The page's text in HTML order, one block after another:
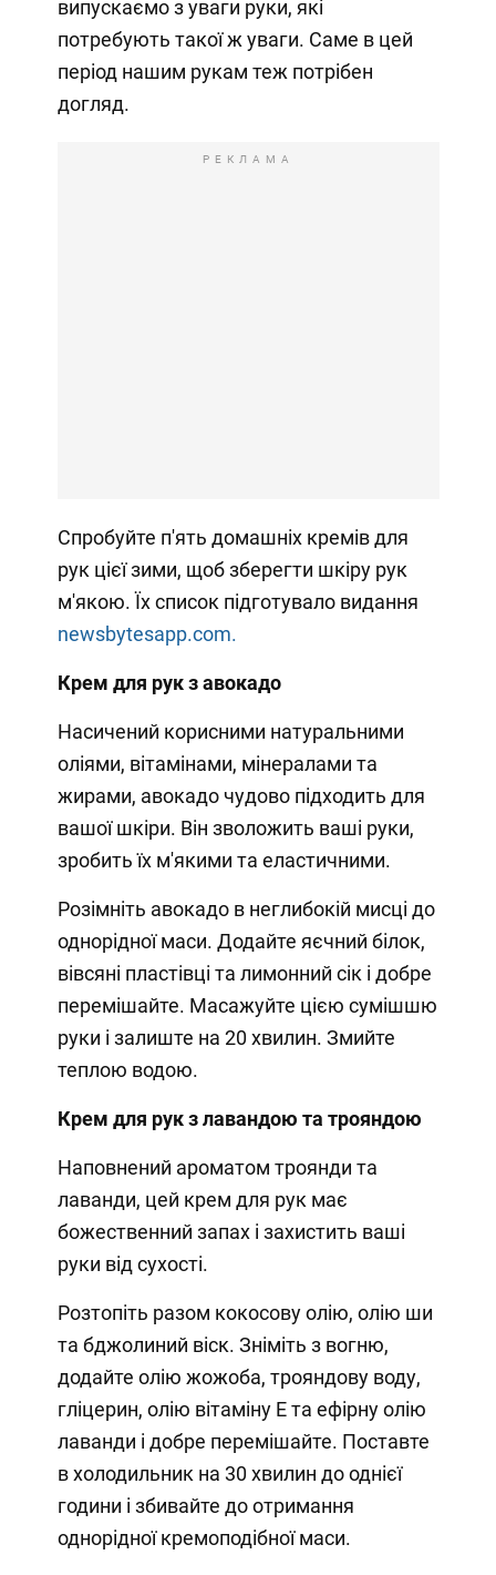
випускаємо з уваги руки, які
потребують такої ж уваги. Саме в цей
період нашим рукам теж потрібен
догляд.
РЕКЛАМА
Спробуйте п'ять домашніх кремів для
рук цієї зими, щоб зберегти шкіру рук
м'якою. Їх список підготувало видання
newsbytesapp.com.
Крем для рук з авокадо
Насичений корисними натуральними
оліями, вітамінами, мінералами та
жирами, авокадо чудово підходить для
вашої шкіри. Він зволожить ваші руки,
зробить їх м'якими та еластичними.
Розімніть авокадо в неглибокій мисці до
однорідної маси. Додайте яєчний білок,
вівсяні пластівці та лимонний сік і добре
перемішайте. Масажуйте цією сумішшю
руки і залиште на 20 хвилин. Змийте
теплою водою.
Крем для рук з лавандою та трояндою
Наповнений ароматом троянди та
лаванди, цей крем для рук має
божественний запах і захистить ваші
руки від сухості.
Розтопіть разом кокосову олію, олію ши
та бджолиний віск. Зніміть з вогню,
додайте олію жожоба, трояндову воду,
гліцерин, олію вітаміну Е та ефірну олію
лаванди і добре перемішайте. Поставте
в холодильник на 30 хвилин до однієї
години і збивайте до отримання
однорідної кремоподібної маси.